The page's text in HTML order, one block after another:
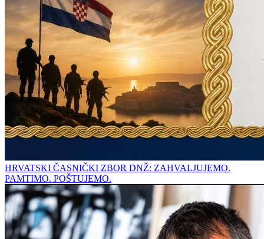
HRVATSKI ČASNIČKI ZBOR DNŽ: ZAHVALJUJEMO.
PAMTIMO. POŠTUJEMO.